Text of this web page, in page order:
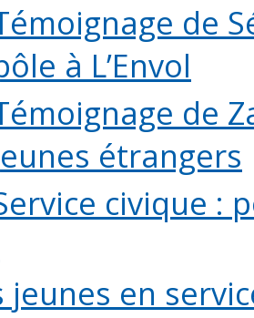
de
à L’Envol
de
étrangers
civique :
jeunes en